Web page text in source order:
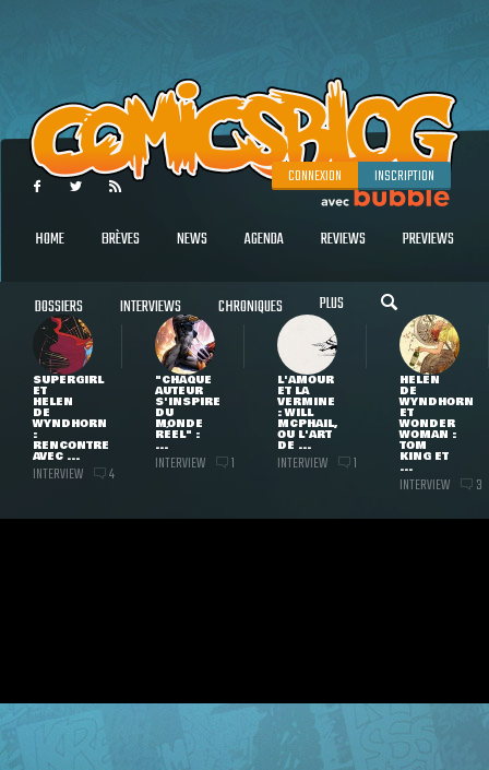
CONNEXION INSCRIPTION
HOME BRÈVES NEWS AGENDA REVIEWS PREVIEWS
DOSSIERS INTERVIEWS CHRONIQUES PLUS
SUPERGIRL
ET
HELEN
DE
WYNDHORN
:
RENCONTRE
AVEC ...
INTERVIEW 4
"CHAQUE
AUTEUR
S'INSPIRE
DU
MONDE
RÉEL" :
...
INTERVIEW 1
L'AMOUR
ET LA
VERMINE
: WILL
MCPHAIL,
OU L'ART
DE ...
INTERVIEW 1
HELEN
DE
WYNDHORN
ET
WONDER
WOMAN :
TOM
KING ET
...
INTERVIEW 3